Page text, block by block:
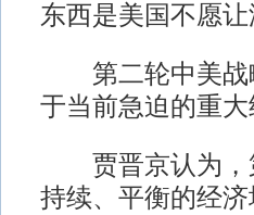
东西是美国不愿
第二轮中美战
于当前急迫的重大
贾晋京认为，
持续、平衡的经